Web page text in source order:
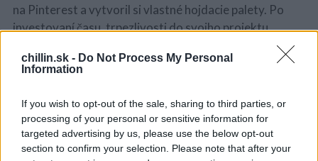
chillin.sk - Do Not Process My Personal
Information
If you wish to opt-out of the sale, sharing to third parties, or
processing of your personal or sensitive information for
targeted advertising by us, please use the below opt-out
section to confirm your selection. Please note that after your
na Pinterest a vytvoril si vlastné hojdacie palety. Po
investovaní času, trpezlivosti do svojho projektu,
Pre tento projekt potreboval obyčajnú trojposchodovú
paletu. Ak sa o toto pekné dielo pokúšate aj vy, musíte
si vybrať solídnu kvalitu a dobrú statickú paletu.
S
e
a
r